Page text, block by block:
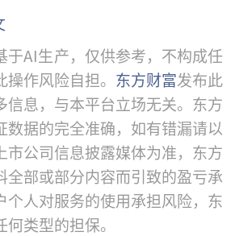
于AI生产，仅供参考，不构成任
作风险自担。 东方财富发布此
信息，与本平台立场无关。东方
数据的完全准确，如有错漏请以
市公司信息披露媒体为准，东方
全部或部分内容而引致的盈亏承
个人对服务的使用承担风险，东
类型的担保。